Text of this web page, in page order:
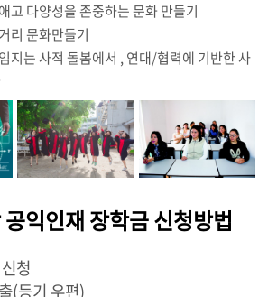
고 다양성을 존중하는 문화 만들기
리 문화만들기
지는 사적 돌봄에서 , 연대/협력에 기반한 사
익인재 장학금 신청방법
청
(등기 우편)